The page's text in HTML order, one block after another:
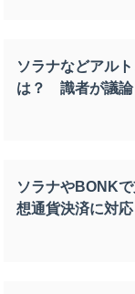
ソラナなどアル
は？ 識者が議論
ソラナやBONK
想通貨決済に対応